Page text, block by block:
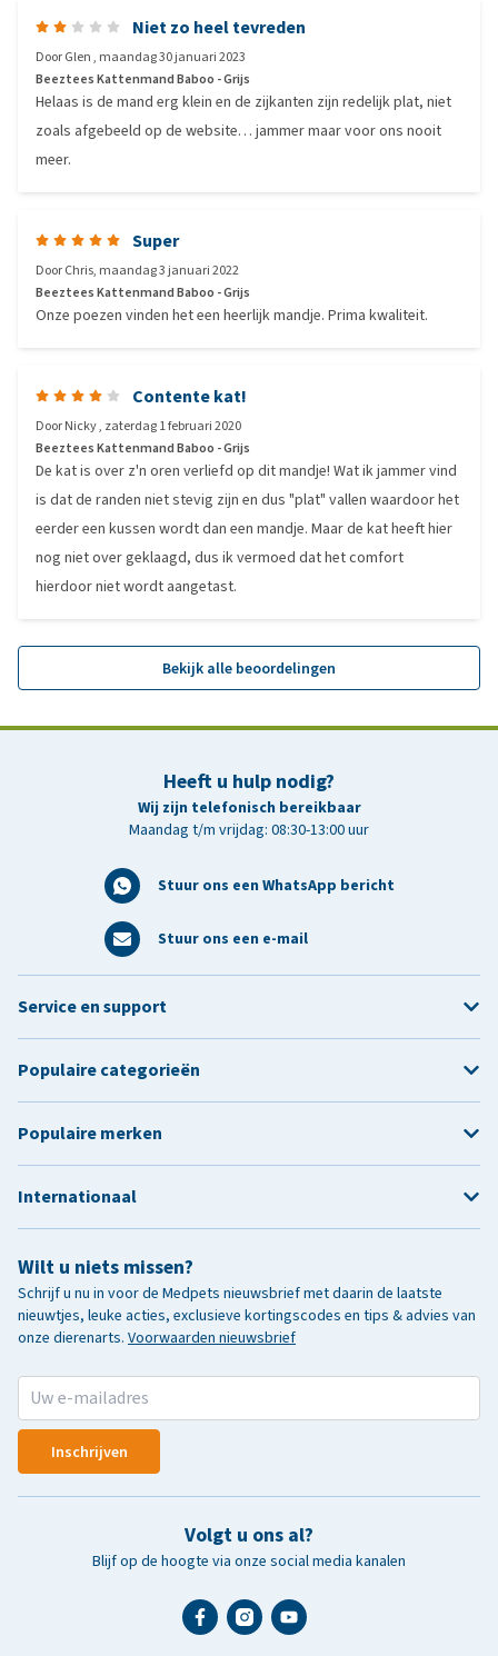
Niet zo heel tevreden
DoorGlen, maandag 30 januari 2023
Beeztees Kattenmand Baboo - Grijs
Helaas is de mand erg klein en de zijkanten zijn redelijk plat, niet
zoals afgebeeld op de website… jammer maar voor ons nooit
meer.
Super
DoorChris, maandag 3 januari 2022
Beeztees Kattenmand Baboo - Grijs
Onze poezen vinden het een heerlijk mandje. Prima kwaliteit.
Contente kat!
DoorNicky, zaterdag 1 februari 2020
Beeztees Kattenmand Baboo - Grijs
De kat is over z'n oren verliefd op dit mandje! Wat ik jammer vind
is dat de randen niet stevig zijn en dus "plat" vallen waardoor het
eerder een kussen wordt dan een mandje. Maar de kat heeft hier
nog niet over geklaagd, dus ik vermoed dat het comfort
hierdoor niet wordt aangetast.
Bekijk alle beoordelingen
Heeft u hulp nodig?
Wij zijn telefonisch bereikbaar
Maandag t/m vrijdag: 08:30-13:00 uur
Stuur ons een WhatsApp bericht
Stuur ons een e-mail
Wilt u niets missen?
Schrijf u nu in voor de Medpets nieuwsbrief met daarin de laatste
nieuwtjes, leuke acties, exclusieve kortingscodes en tips & advies van
onze dierenarts. Voorwaarden nieuwsbrief
Inschrijven
Volgt u ons al?
Blijf op de hoogte via onze social media kanalen
Service en support
Populaire categorieën
Populaire merken
Internationaal